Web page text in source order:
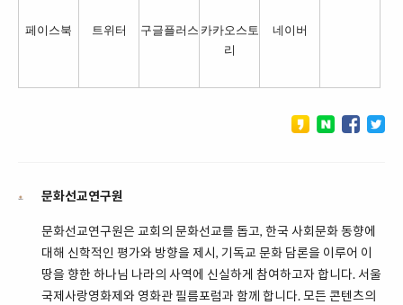
페이스북 트위터 구글플러스 카카오스토
리
네이버
문화선교연구원
문화선교연구원은 교회의 문화선교를 돕고, 한국 사회문화 동향에
대해 신학적인 평가와 방향을 제시, 기독교 문화 담론을 이루어 이
땅을 향한 하나님 나라의 사역에 신실하게 참여하고자 합니다. 서울
국제사랑영화제와 영화관 필름포럼과 함께 합니다. 모든 콘텐츠의